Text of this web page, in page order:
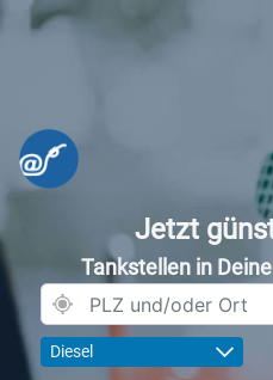
Jetzt
Tankstellen in
Diesel